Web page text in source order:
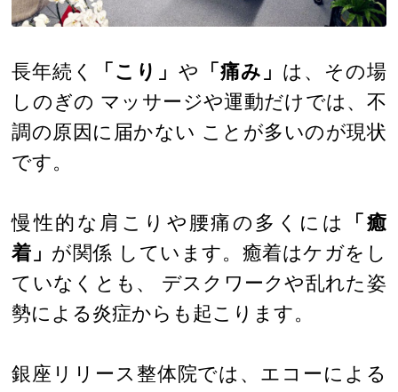
長年続く 「こり」 や 「痛み」 は、その場
しのぎの マッサージや運動だけでは、不
調の原因に届かない ことが多いのが現状
です。
慢性的な肩こりや腰痛の多くには
「癒
着」 が関係 しています。癒着はケガをし
ていなくとも、 デスクワークや乱れた姿
勢による炎症からも起こります。
銀座リリース整体院では、エコーによる